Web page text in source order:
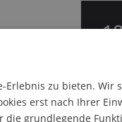
Erlebnis zu bieten. Wir
erst nach Ihrer
die grundlegende